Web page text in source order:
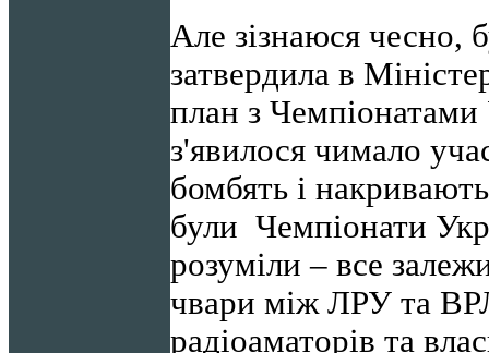
Але зізнаюся
затвердила в
план з
з'явилося чимало
бомбять і
були Чемпіонати
розуміли – все
чвари між ЛРУ та
радіоаматорів та